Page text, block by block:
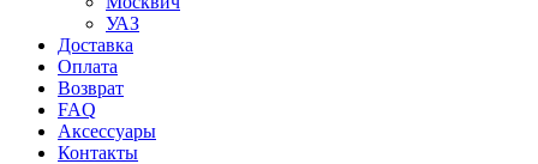
УАЗ
Доставка
Оплата
Возврат
FAQ
Аксессуары
Контакты